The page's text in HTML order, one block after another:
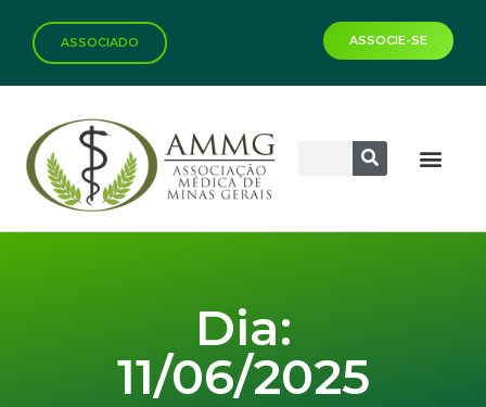
ASSOCIADO ASSOCIE-SE
Dia:
11/06/2025